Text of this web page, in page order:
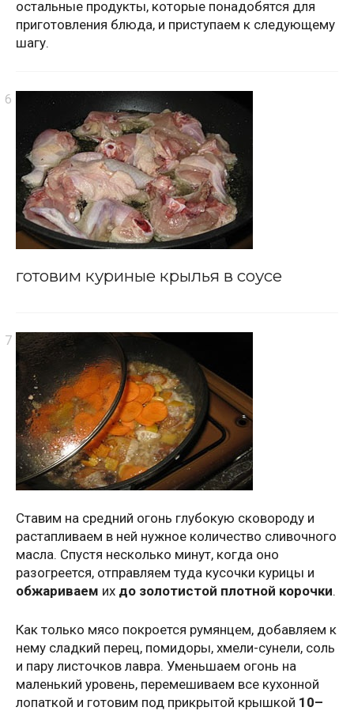
остальные продукты, которые понадобятся для
приготовления блюда, и приступаем к следующему
шагу.
готовим куриные крылья в соусе
Ставим на средний огонь глубокую сковороду и
растапливаем в ней нужное количество сливочного
масла. Спустя несколько минут, когда оно
разогреется, отправляем туда кусочки курицы и
обжариваем их до золотистой плотной корочки.
Как только мясо покроется румянцем, добавляем к
нему сладкий перец, помидоры, хмели-сунели, соль
и пару листочков лавра. Уменьшаем огонь на
маленький уровень, перемешиваем все кухонной
лопаткой и готовим под прикрытой крышкой 10–